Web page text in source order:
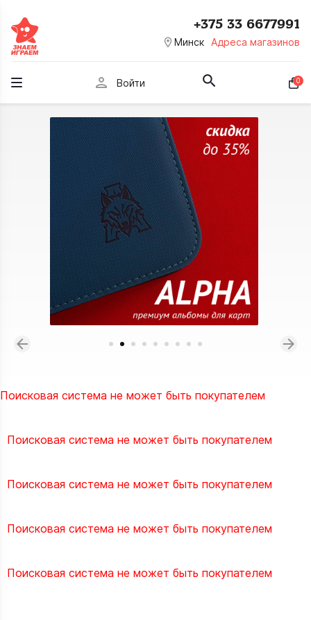
room Минск Адреса магазинов
+375 33 6677991
person Войти 0
Поисковая система не может быть покупателем
Поисковая система не может быть покупателем
Поисковая система не может быть покупателем
Поисковая система не может быть покупателем
Поисковая система не может быть покупателем